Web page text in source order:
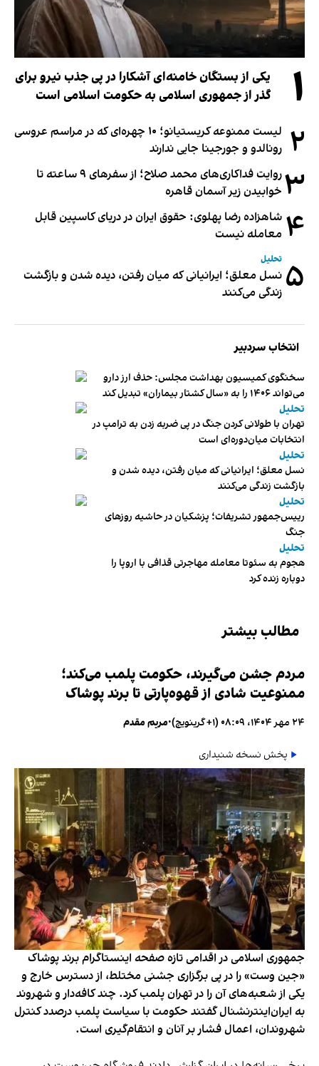
۱
یکی از بستگان خامنه‌ای آشکارا در پی جذب نیرو برای
گذر از جمهوری اسلامی به حکومت اسلامی است
۲
لیست ممنوعه کریستیانو؛ ۱۰ چهره‌ای که در مراسم عروسی
رونالدو و جورجینا جایی ندارند
۳
روایت فداکاری‌های محمد صلاح؛ از سفرهای ۹ ساعته تا
خوابیدن زیر آسمان قاهره
۴ شاهزاده رضا پهلوی: حقوق ایران در دریای کاسپین قابل
معامله نیست
۵ تحلیل
نسل معلق؛ ایرانیانی که میان رفتن، دیده شدن و بازگشت
زندگی می‌کنند
انتخاب سردبیر
سخنگوی کمیسیون بهداشت مجلس: حذف ارز دارو
می‌تواند ۱۴۰۶ را به «سال کشتار بیماران» تبدیل کند
تحلیل
تهران با طولانی کردن جنگ در پی ضربه زدن به ترامپ در
انتخابات میان‌دوره‌ای است
تحلیل
نسل معلق؛ ایرانیانی که میان رفتن، دیده شدن و
بازگشت زندگی می‌کنند
تحلیل
رییس‌جمهور تشریفات؛ پزشکیان در حاشیه روزهای
جنگ
تحلیل
هجوم به سئوتا معامله مهاجرتی قذافی با اروپا را
دوباره زنده کرد
مطالب بیشتر
مردم جشن می‌گیرند، حکومت پلمب می‌کند؛
ممنوعیت شادی از قهوه‌پارتی تا برند پوشاک
۲۴ مهر ۱۴۰۴، ۰۸:۰۹ (‎+۱ گرینویچ) •مریم مقدم
پخش نسخه شنیداری
جمهوری اسلامی در اقدامی تازه صفحه اینستاگرام برند پوشاک
«جین وست» را در پی برگزاری جشنی مختلط، از دسترس خارج و
یکی از شعبه‌های آن را در تهران پلمب کرد. چند کافه‌‌دار و شهروند
به ایران‌اینترنشنال گفتند حکومت با سیاست پلمب درصدد کنترل
شهروندان، اعمال فشار بر آنان و انتقام‌گیری است.